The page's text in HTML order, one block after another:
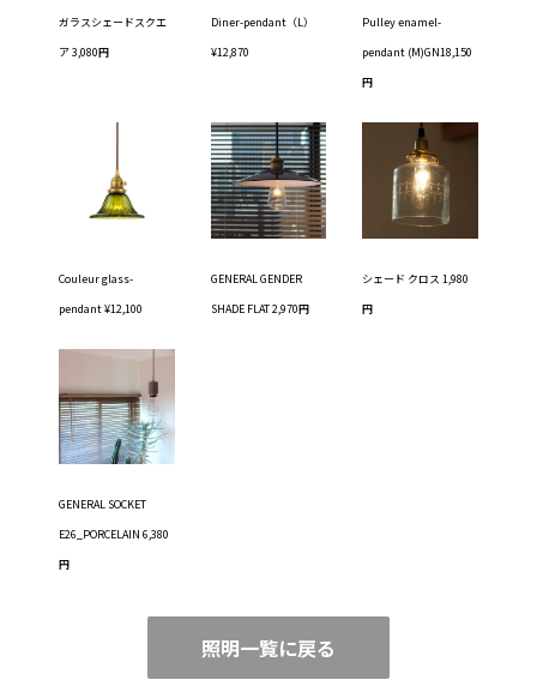
ガラスシェードスクエ
ア 3,080円
Diner-pendant（L）
¥12,870
Pulley enamel-
pendant (M)GN18,150
円
Couleur glass-
pendant ¥12,100
GENERAL GENDER
SHADE FLAT 2,970円
シェード クロス 1,980
円
GENERAL SOCKET
E26_PORCELAIN 6,380
円
照明一覧に戻る